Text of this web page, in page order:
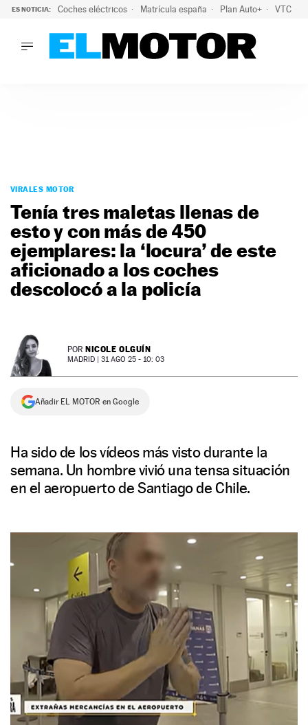
ES NOTICIA: Coches eléctricos Matrícula españa Plan Auto+ VTC
PODCAST
MOTOS
TECNOLOGÍA
SUPERCOCHES
MOTORTV
PREMIOS
SERVICIOS
SÍGUENOS
VIRALES MOTOR
Tenía tres maletas llenas de
esto y con más de 450
ejemplares: la ‘locura’ de este
aficionado a los coches
descolocó a la policía
POR NICOLE OLGUÍN
MADRID | 31 AGO 25 - 10: 03
Añadir EL MOTOR en Google
Ha sido de los vídeos más visto durante la
semana. Un hombre vivió una tensa situación
en el aeropuerto de Santiago de Chile.